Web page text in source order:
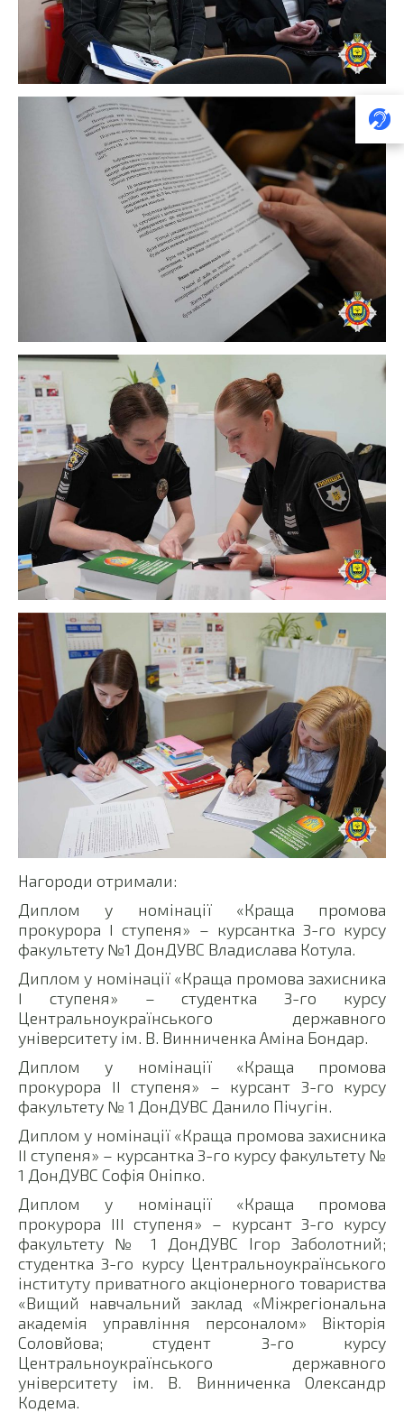
Нагороди отримали:
Диплом у номінації «Краща промова
прокурора I ступеня» – курсантка 3-го курсу
факультету №1 ДонДУВС Владислава Котула.
Диплом у номінації «Краща промова захисника
I ступеня» – студентка 3-го курсу
Центральноукраїнського державного
університету ім. В. Винниченка Аміна Бондар.
Диплом у номінації «Краща промова
прокурора II ступеня» – курсант 3-го курсу
факультету № 1 ДонДУВС Данило Пічугін.
Диплом у номінації «Краща промова захисника
II ступеня» – курсантка 3-го курсу факультету №
1 ДонДУВС Софія Оніпко.
Диплом у номінації «Краща промова
прокурора III ступеня» – курсант 3-го курсу
факультету № 1 ДонДУВС Ігор Заболотний;
студентка 3-го курсу Центральноукраїнського
інституту приватного акціонерного товариства
«Вищий навчальний заклад «Міжрегіональна
академія управління персоналом» Вікторія
Соловйова; студент 3-го курсу
Центральноукраїнського державного
університету ім. В. Винниченка Олександр
Кодема.